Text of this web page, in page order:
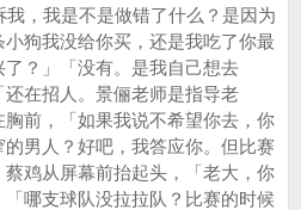
，我是不是做错了什么？是因为
狗我没给你买，还是我吃了你最
？」「没有。是我自己想去
在招人。景俪老师是指导老
前，「如果我说不希望你去，你
男人？好吧，我答应你。但比赛
鸡从屏幕前抬起头，「老大，你
哪支球队没拉拉队？比赛的时候